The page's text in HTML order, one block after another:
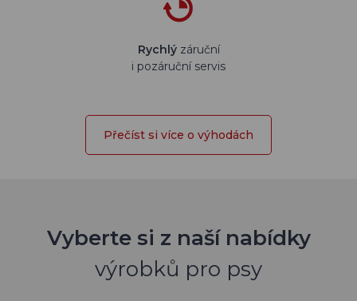
Rychlýzáruční
i pozáruční servis
Přečíst si více o výhodách
Vyberte si z naší nabídky
výrobků pro psy